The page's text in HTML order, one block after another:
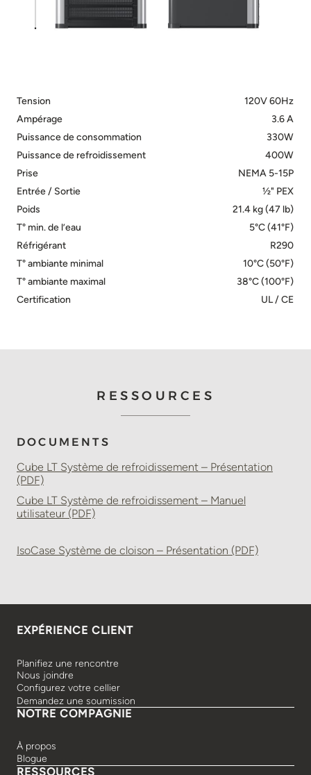
Tension
120V 60Hz
Ampérage
3.6 A
Puissance de consommation
330W
Puissance de refroidissement
400W
Prise
NEMA 5-15P
Entrée / Sortie
½" PEX
Poids
21.4 kg (47 lb)
T° min. de l’eau
5°C (41°F)
Réfrigérant
R290
T° ambiante minimal
10°C (50°F)
T° ambiante maximal
38°C (100°F)
Certification
UL / CE
RESSOURCES
DOCUMENTS
Cube LT Système de refroidissement – Présentation
(PDF)
Cube LT Système de refroidissement – Manuel
utilisateur (PDF)
IsoCase Système de cloison – Présentation (PDF)
EXPÉRIENCE CLIENT
Planifiez une rencontre
Nous joindre
Configurez votre cellier
Demandez une soumission
NOTRE COMPAGNIE
À propos
Blogue
RESSOURCES